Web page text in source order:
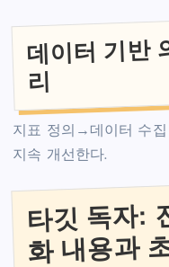
데이터 기반
리
지표 정의→데이터 수
지속 개선한다.
타깃 독자:
화 내용과